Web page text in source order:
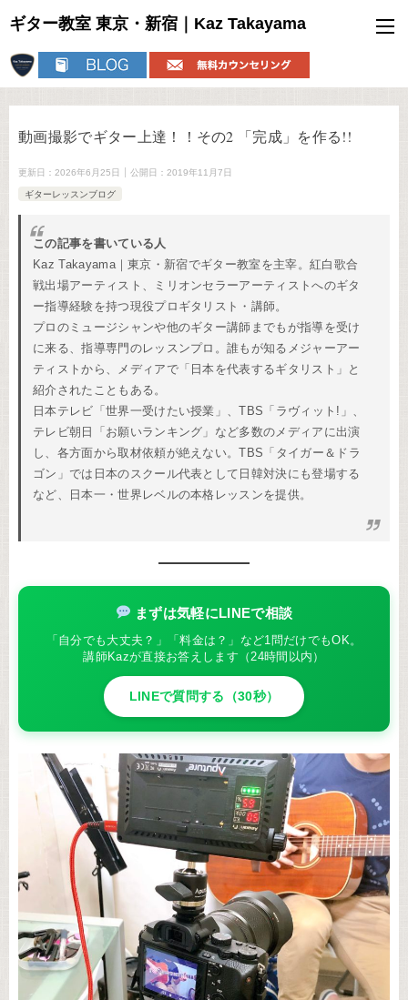
ギター教室 東京・新宿｜Kaz Takayama
動画撮影でギター上達！！その2 「完成」を作る!!
更新日： 2026年6月25日 公開日： 2019年11月7日
ギターレッスンブログ
この記事を書いている人
Kaz Takayama｜東京・新宿でギター教室を主宰。紅白歌合
戦出場アーティスト、ミリオンセラーアーティストへのギタ
ー指導経験を持つ現役プロギタリスト・講師。
プロのミュージシャンや他のギター講師までもが指導を受け
に来る、指導専門のレッスンプロ。誰もが知るメジャーアー
ティストから、メディアで「日本を代表するギタリスト」と
紹介されたこともある。
日本テレビ「世界一受けたい授業」、TBS「ラヴィット!」、
テレビ朝日「お願いランキング」など多数のメディアに出演
し、各方面から取材依頼が絶えない。TBS「タイガー＆ドラ
ゴン」では日本のスクール代表として日韓対決にも登場する
など、日本一・世界レベルの本格レッスンを提供。
まずは気軽にLINEで相談
「自分でも大丈夫？」「料金は？」など1問だけでもOK。
講師Kazが直接お答えします（24時間以内）
LINEで質問する（30秒）